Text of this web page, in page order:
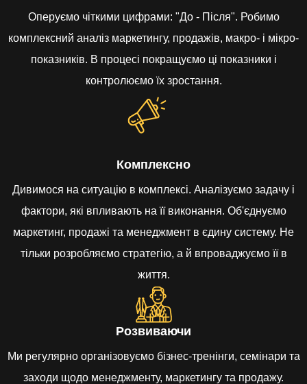
Оперуємо чіткими цифрами: "До - Після". Робимо
комплексний аналіз маркетингу, продажів, макро- і мікро-
показників. В процесі покращуємо ці показники і
контролюємо їх зростання.
Комплексно
Дивимося на ситуацію в комплексі. Аналізуємо задачу і
фактори, які впливають на її виконання. Об'єднуємо
маркетинг, продажі та менеджмент в єдину систему. Не
тільки розробляємо стратегію, а й впроваджуємо її в
життя.
Розвиваючи
Ми регулярно організовуємо бізнес-тренінги, семінари та
заходи щодо менеджменту, маркетингу та продажу.